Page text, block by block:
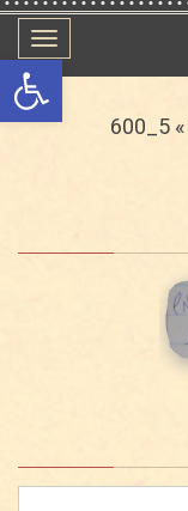
פתח
»
5_600